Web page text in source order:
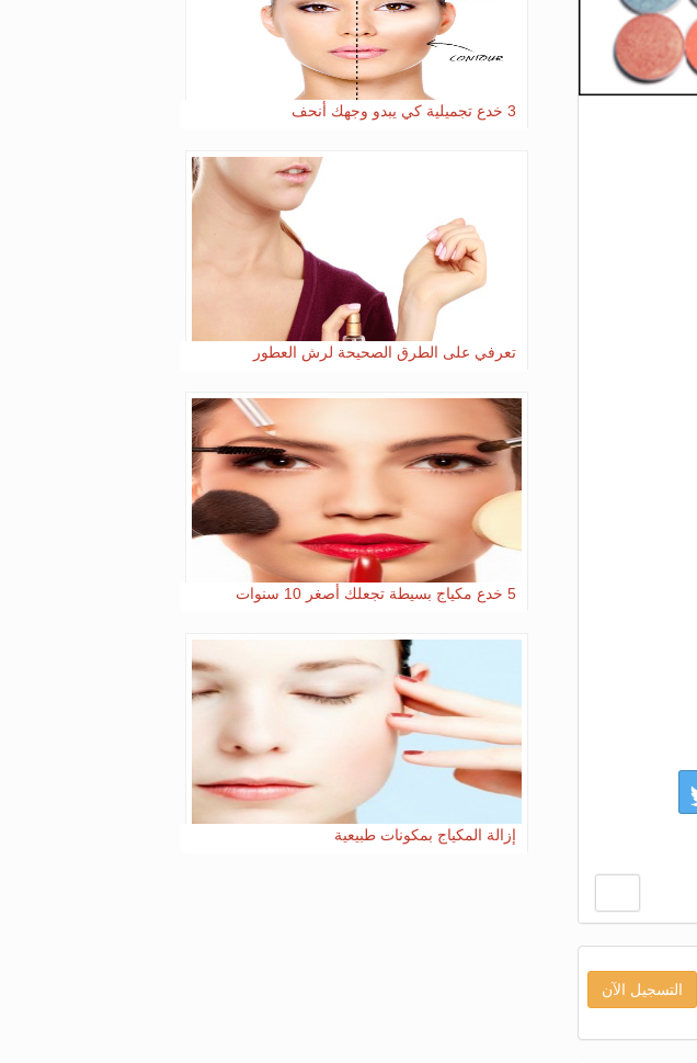
التسجيل الآن
3 خدع تجميلية كي يبدو وجهك أنحف
تعرفي على الطرق الصحيحة لرش العطور
5 خدع مكياج بسيطة تجعلك أصغر 10 سنوات
إزالة المكياج بمكونات طبيعية